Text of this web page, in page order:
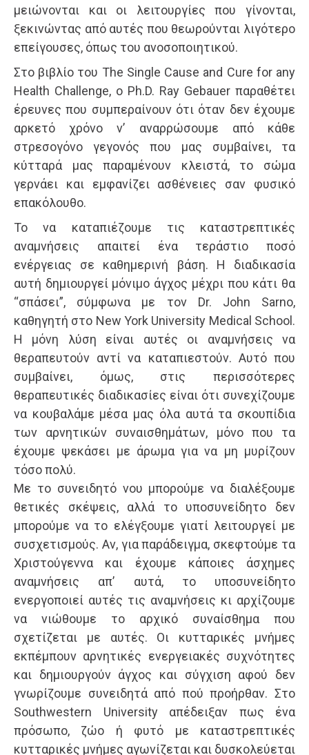
μειώνονται και οι λειτουργίες που γίνονται,
ξεκινώντας από αυτές που θεωρούνται λιγότερο
επείγουσες, όπως του ανοσοποιητικού.
Στο βιβλίο του The Single Cause and Cure for any
Health Challenge, o Ph.D. Ray Gebauer παραθέτει
έρευνες που συμπεραίνουν ότι όταν δεν έχουμε
αρκετό χρόνο ν’ αναρρώσουμε από κάθε
στρεσογόνο γεγονός που μας συμβαίνει, τα
κύτταρά μας παραμένουν κλειστά, το σώμα
γερνάει και εμφανίζει ασθένειες σαν φυσικό
επακόλουθο.
Το να καταπιέζουμε τις καταστρεπτικές
αναμνήσεις απαιτεί ένα τεράστιο ποσό
ενέργειας σε καθημερινή βάση. Η διαδικασία
αυτή δημιουργεί μόνιμο άγχος μέχρι που κάτι θα
“σπάσει”, σύμφωνα με τον Dr. John Sarno,
καθηγητή στο New York University Medical School.
Η μόνη λύση είναι αυτές οι αναμνήσεις να
θεραπευτούν αντί να καταπιεστούν. Αυτό που
συμβαίνει, όμως, στις περισσότερες
θεραπευτικές διαδικασίες είναι ότι συνεχίζουμε
να κουβαλάμε μέσα μας όλα αυτά τα σκουπίδια
των αρνητικών συναισθημάτων, μόνο που τα
έχουμε ψεκάσει με άρωμα για να μη μυρίζουν
τόσο πολύ.
Με το συνειδητό νου μπορούμε να διαλέξουμε
θετικές σκέψεις, αλλά το υποσυνείδητο δεν
μπορούμε να το ελέγξουμε γιατί λειτουργεί με
συσχετισμούς. Αν, για παράδειγμα, σκεφτούμε τα
Χριστούγεννα και έχουμε κάποιες άσχημες
αναμνήσεις απ’ αυτά, το υποσυνείδητο
ενεργοποιεί αυτές τις αναμνήσεις κι αρχίζουμε
να νιώθουμε το αρχικό συναίσθημα που
σχετίζεται με αυτές. Οι κυτταρικές μνήμες
εκπέμπουν αρνητικές ενεργειακές συχνότητες
και δημιουργούν άγχος και σύγχιση αφού δεν
γνωρίζουμε συνειδητά από πού προήρθαν. Στο
Southwestern University απέδειξαν πως ένα
πρόσωπο, ζώο ή φυτό με καταστρεπτικές
κυτταρικές μνήμες αγωνίζεται και δυσκολεύεται